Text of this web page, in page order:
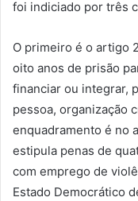
foi indiciado por três
O primeiro é o artigo
oito anos de prisão
financiar ou integrar,
pessoa, organização
enquadramento é no
estipula penas de
com emprego de
Estado Democrático